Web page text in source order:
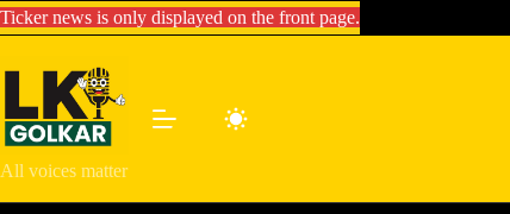
Skip
to
Ticker news is only displayed on the front page.
All voices matter